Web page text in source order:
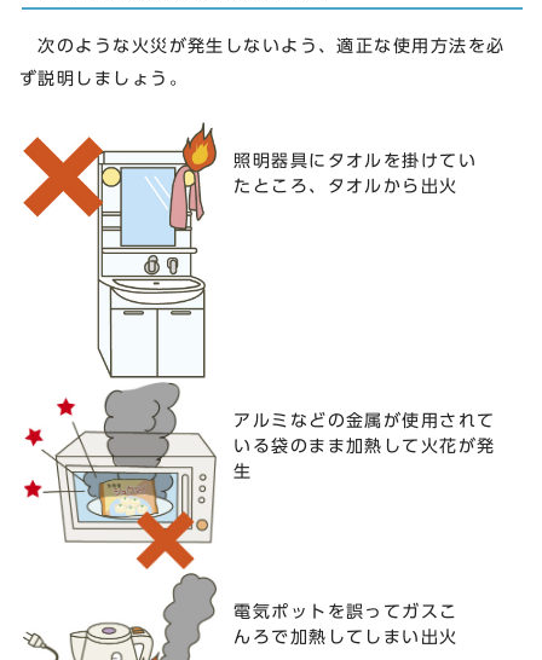
次のような火災が発生しないよう、適正な使用方法を必
ず説明しましょう。
照明器具にタオルを掛けてい
たところ、タオルから出火
アルミなどの金属が使用されて
いる袋のまま加熱して火花が発
生
電気ポットを誤ってガスこ
んろで加熱してしまい出火